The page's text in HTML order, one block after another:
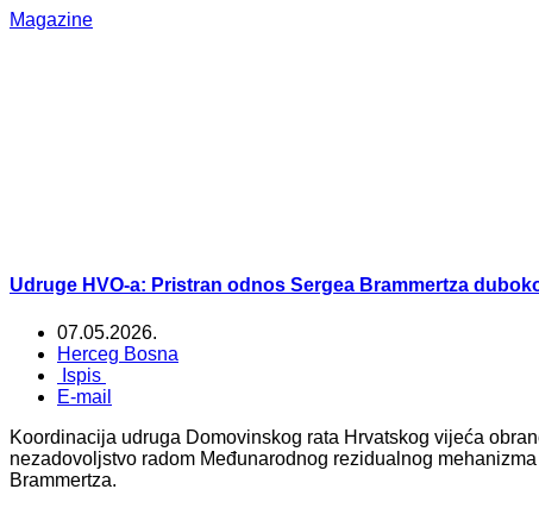
Magazine
Udruge HVO-a: Pristran odnos Sergea Brammertza
07.05.2026.
Herceg Bosna
Ispis
E-mail
Koordinacija udruga Domovinskog rata Hrvatskog vijeća
nezadovoljstvo radom Međunarodnog rezidualnog
Brammertza.